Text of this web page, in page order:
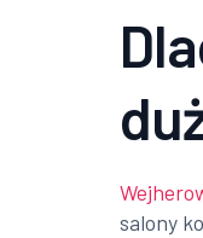
salony